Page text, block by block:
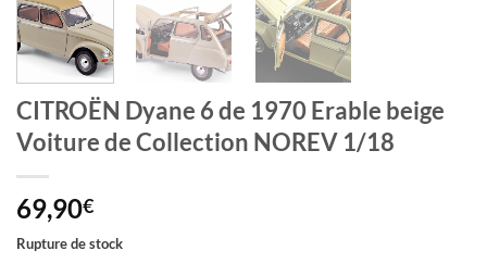
CITROËN Dyane 6 de 1970 Erable beige
Voiture de Collection NOREV 1/18
69,90€
Rupture de stock